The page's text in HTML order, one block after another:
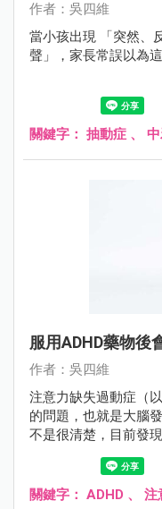
作者：吳四維
當小孩出現 「突然、
聲」，家長常誤以為
關鍵字： 抽動症 、
服用ADHD藥物後
作者：吳四維
注意力缺失過動症（
的問題，也就是大腦
不是很清楚，目前發
傳性，常合併其他的
題、情緒障礙等。
關鍵字： ADHD 、 注